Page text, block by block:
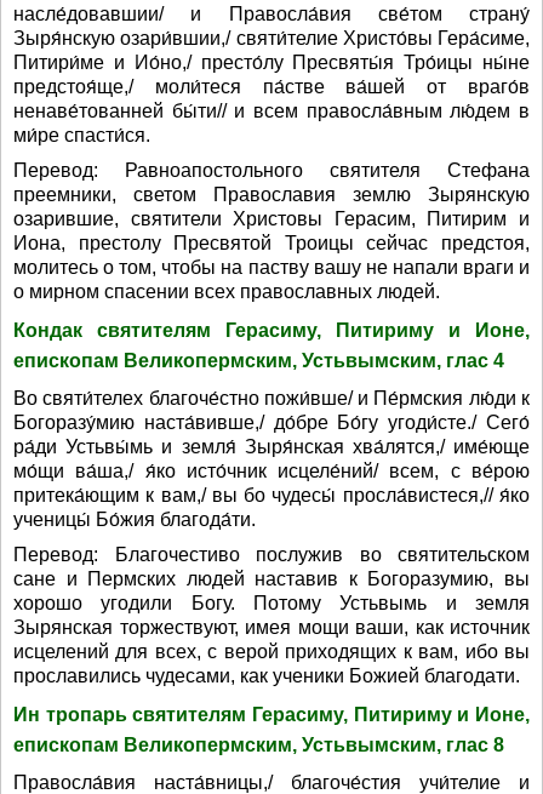
насле́довавшии/ и Правосла́вия све́том страну́
Зыря́нскую озари́вшии,/ святи́телие Христо́вы Гера́симе,
Питири́ме и Ио́но,/ престо́лу Пресвяты́я Тро́ицы ны́не
предстоя́ще,/ моли́теся па́стве ва́шей от враго́в
ненаве́тованней бы́ти// и всем правосла́вным лю́дем в
ми́ре спасти́ся.
Перевод: Равноапостольного святителя Стефана
преемники, светом Православия землю Зырянскую
озарившие, святители Христовы Герасим, Питирим и
Иона, престолу Пресвятой Троицы сейчас предстоя,
молитесь о том, чтобы на паству вашу не напали враги и
о мирном спасении всех православных людей.
Кондак святителям Герасиму, Питириму и Ионе,
епископам Великопермским, Устьвымским, глас 4
Во святи́телех благоче́стно пожи́вше/ и Пе́рмския лю́ди к
Богоразу́мию наста́вивше,/ до́бре Бо́гу угоди́сте./ Сего́
ра́ди Устьвы́мь и земля́ Зыря́нская хва́лятся,/ име́юще
мо́щи ва́ша,/ я́ко исто́чник исцеле́ний/ всем, с ве́рою
притека́ющим к вам,/ вы бо чудесы́ просла́вистеся,// я́ко
ученицы́ Бо́жия благода́ти.
Перевод: Благочестиво послужив во святительском
сане и Пермских людей наставив к Богоразумию, вы
хорошо угодили Богу. Потому Устьвымь и земля
Зырянская торжествуют, имея мощи ваши, как источник
исцелений для всех, с верой приходящих к вам, ибо вы
прославились чудесами, как ученики Божией благодати.
Ин тропарь святителям Герасиму, Питириму и Ионе,
епископам Великопермским, Устьвымским, глас 8
Правосла́вия наста́вницы,/ благоче́стия учи́телие и